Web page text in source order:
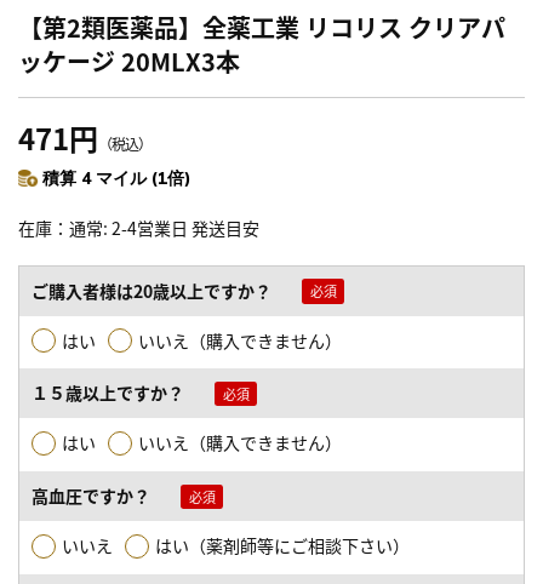
【第2類医薬品】全薬工業 リコリス クリアパ
ッケージ 20MLX3本
471円 （税込）
積算 4 マイル (1倍)
在庫 通常: 2-4営業日 発送目安
ご購入者様は20歳以上ですか？
はい いいえ（購入できません）
１５歳以上ですか？
はい いいえ（購入できません）
高血圧ですか？
いいえ はい（薬剤師等にご相談下さい）